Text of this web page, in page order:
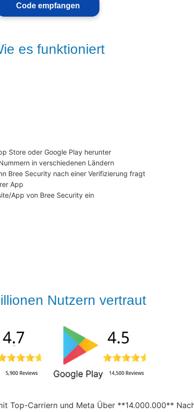
Code empfangen
es funktioniert
Store oder Google Play herunter
in verschiedenen Ländern
Bree Security nach einer Verifizierung fragt
App
App von Bree Security ein
Nutzern vertraut
Top-Carriern und Meta Über **14.000.000**